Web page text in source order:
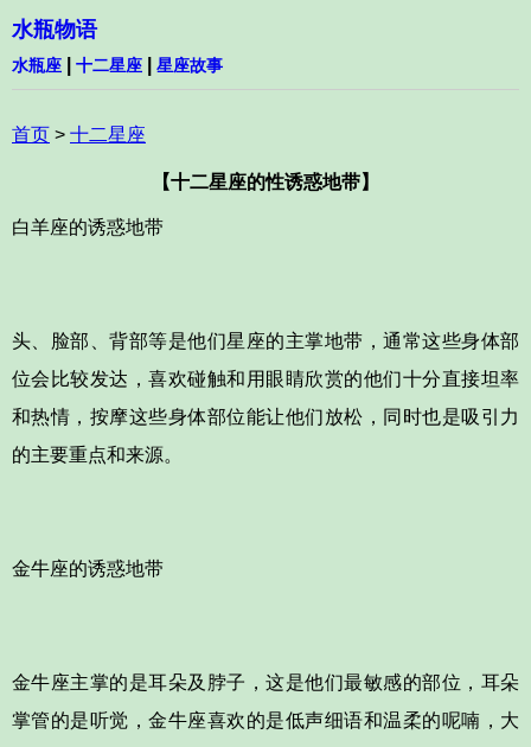
水瓶物语
水瓶座 十二星座 星座故事
首页 > 十二星座
【十二星座的性诱惑地带】
白羊座的诱惑地带
头、脸部、背部等是他们星座的主掌地带，通常这些身体部
位会比较发达，喜欢碰触和用眼睛欣赏的他们十分直接坦率
和热情，按摩这些身体部位能让他们放松，同时也是吸引力
的主要重点和来源。
金牛座的诱惑地带
金牛座主掌的是耳朵及脖子，这是他们最敏感的部位，耳朵
掌管的是听觉，金牛座喜欢的是低声细语和温柔的呢喃，大